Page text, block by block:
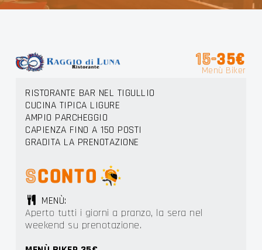
15-35€
Menù Biker
RISTORANTE BAR NEL TIGULLIO
CUCINA TIPICA LIGURE
AMPIO PARCHEGGIO
CAPIENZA FINO A 150 POSTI
GRADITA LA PRENOTAZIONE
SCONTO
MENÙ:
Aperto tutti i giorni a pranzo, la sera nel
weekend su prenotazione.